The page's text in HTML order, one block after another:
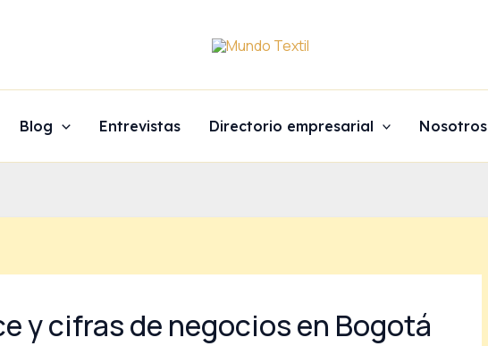
Blog Entrevistas Directorio empresarial Nosotros
y cifras de negocios en Bogotá